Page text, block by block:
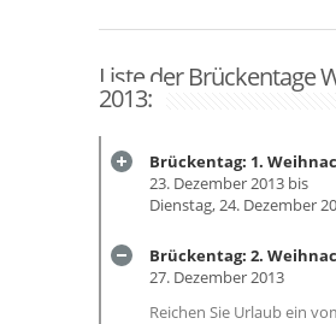
Liste der Brückentage
2013:
Brückentag: 1.
23. Dezember 2013 bis
Dienstag, 24. Dezember
Brückentag: 2.
27. Dezember 2013
Reichen Sie Urlaub ein